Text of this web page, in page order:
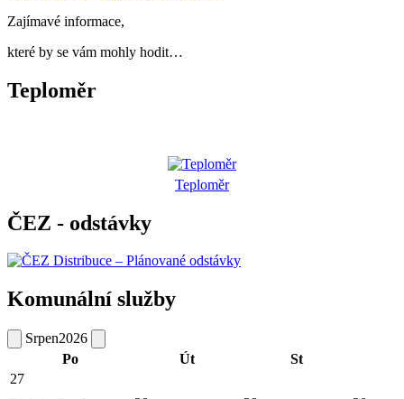
Zajímavé informace,
které by se vám mohly hodit…
Teploměr
Teploměr
ČEZ - odstávky
Komunální služby
Srpen2026
Po
Út
St
27